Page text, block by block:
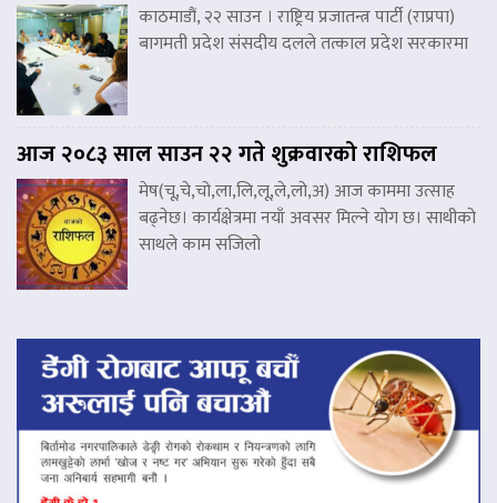
काठमाडौं, २२ साउन । राष्ट्रिय प्रजातन्त्र पार्टी (राप्रपा)
बागमती प्रदेश संसदीय दलले तत्काल प्रदेश सरकारमा
आज २०८३ साल साउन २२ गते शुक्रवारको राशिफल
मेष(चू,चे,चो,ला,लि,लू,ले,लो,अ) आज काममा उत्साह
बढ्नेछ। कार्यक्षेत्रमा नयाँ अवसर मिल्ने योग छ। साथीको
साथले काम सजिलो